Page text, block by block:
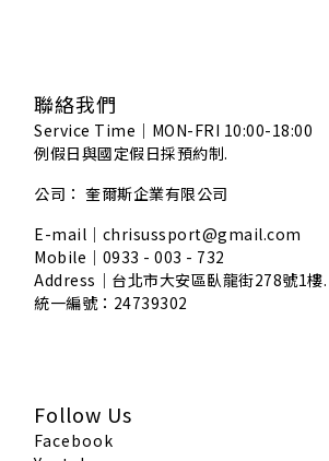
聯絡我們
Service Time｜MON-FRI 10:00-18:00
例假日與國定假日採預約制.
公司： 奎爾斯企業有限公司
E-mail｜chrisussport@gmail.com
Mobile｜0933 - 003 - 732
Address｜ 台北市大安區臥龍街278號1樓.
統一編號：24739302
Follow Us
Facebook